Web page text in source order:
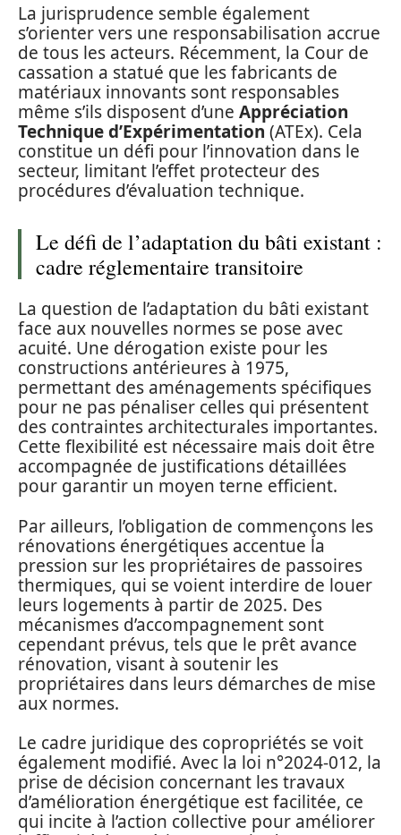
La jurisprudence semble également
s’orienter vers une responsabilisation accrue
de tous les acteurs. Récemment, la Cour de
cassation a statué que les fabricants de
matériaux innovants sont responsables
même s’ils disposent d’une Appréciation
Technique d’Expérimentation (ATEx). Cela
constitue un défi pour l’innovation dans le
secteur, limitant l’effet protecteur des
procédures d’évaluation technique.
Le défi de l’adaptation du bâti existant :
cadre réglementaire transitoire
La question de l’adaptation du bâti existant
face aux nouvelles normes se pose avec
acuité. Une dérogation existe pour les
constructions antérieures à 1975,
permettant des aménagements spécifiques
pour ne pas pénaliser celles qui présentent
des contraintes architecturales importantes.
Cette flexibilité est nécessaire mais doit être
accompagnée de justifications détaillées
pour garantir un moyen terne efficient.
Par ailleurs, l’obligation de commençons les
rénovations énergétiques accentue la
pression sur les propriétaires de passoires
thermiques, qui se voient interdire de louer
leurs logements à partir de 2025. Des
mécanismes d’accompagnement sont
cependant prévus, tels que le prêt avance
rénovation, visant à soutenir les
propriétaires dans leurs démarches de mise
aux normes.
Le cadre juridique des copropriétés se voit
également modifié. Avec la loi n°2024-012, la
prise de décision concernant les travaux
d’amélioration énergétique est facilitée, ce
qui incite à l’action collective pour améliorer